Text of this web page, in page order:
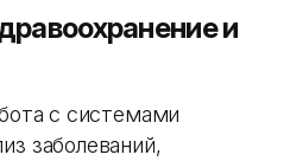
и
с системами
заболеваний,